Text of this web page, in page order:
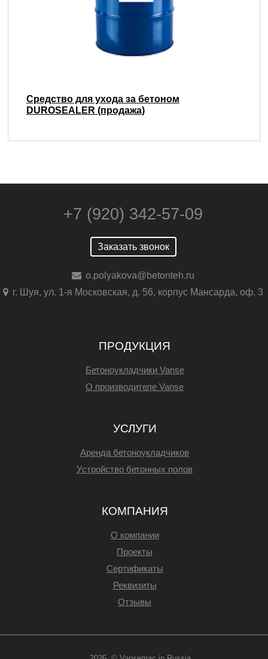
Средство для ухода за бетоном
DUROSEALER (продажа)
+7 (920) 342-57-09
Заказать звонок
o.polyakova@betonteh.ru
г. Шуя, ул. 1-я Московская, д. 56, корпус Мансарда, оф. 3
ПРОДУКЦИЯ
Бетоноукладчики Vanse
О производителе Vanse
УСЛУГИ
Аренда бетоноукладчиков
Устройство бетонных полов
КОМПАНИЯ
О компании
Проекты
Сертификаты
Реквизиты
Отзывы